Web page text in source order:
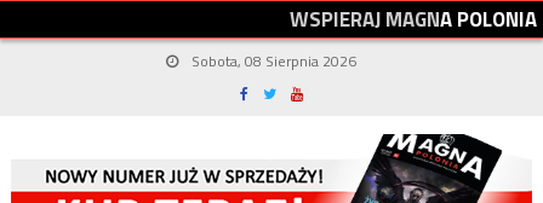
WSPIERAJMAGNAPOLONIA
Sobota, 08 Sierpnia 2026